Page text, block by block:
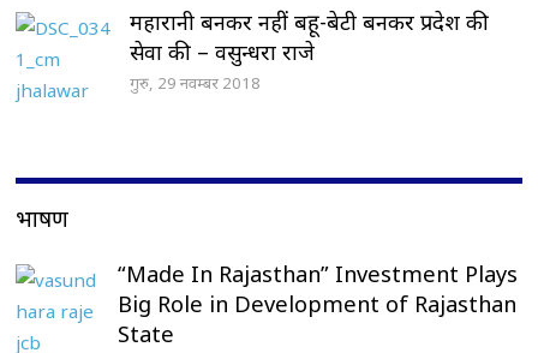
महारानी बनकर नहीं बहू-बेटी बनकर प्रदेश की
सेवा की – वसुन्धरा राजे
गुरु, 29 नवम्बर 2018
भाषण
“Made In Rajasthan” Investment Plays
Big Role in Development of Rajasthan
State